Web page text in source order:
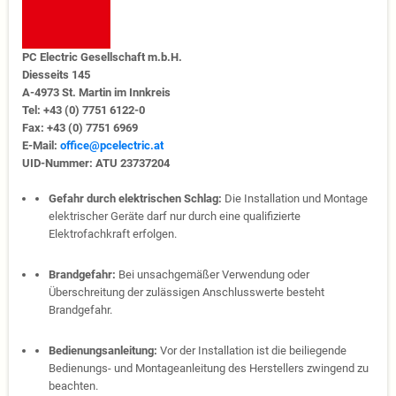
PC Electric Gesellschaft m.b.H.
Diesseits 145
A-4973 St. Martin im Innkreis
Tel: +43 (0) 7751 6122-0
Fax: +43 (0) 7751 6969
E-Mail: office@pcelectric.at
UID-Nummer: ATU 23737204
Gefahr durch elektrischen Schlag: Die Installation und Montage
elektrischer Geräte darf nur durch eine qualifizierte
Elektrofachkraft erfolgen.
Brandgefahr: Bei unsachgemäßer Verwendung oder
Überschreitung der zulässigen Anschlusswerte besteht
Brandgefahr.
Bedienungsanleitung: Vor der Installation ist die beiliegende
Bedienungs- und Montageanleitung des Herstellers zwingend zu
beachten.